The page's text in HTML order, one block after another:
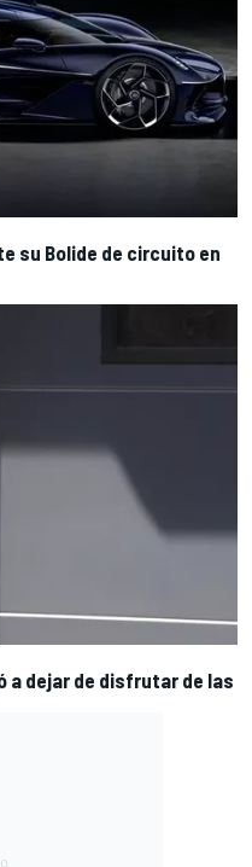
su Bolide de circuito en
a dejar de disfrutar de las